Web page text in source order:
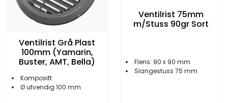
Ventilrist Grå Plast
100mm (Yamarin,
Buster, AMT, Bella)
Kompositt
Ø utvendig 100 mm
Ventilrist 75mm
m/Stuss 90gr Sort
Flens: 90 x 90 mm
Slangestuss 75 mm